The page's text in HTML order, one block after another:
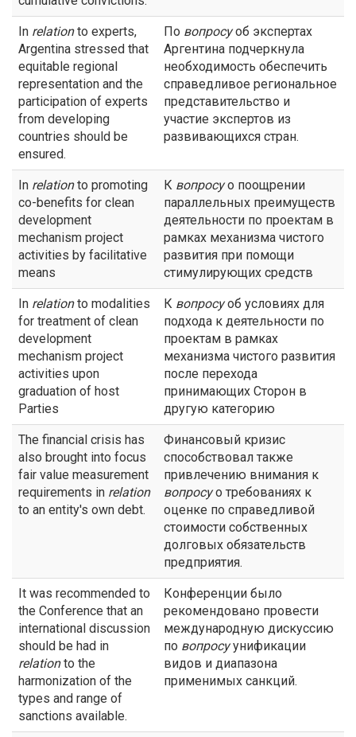
In relationto experts,
Argentina stressed that
equitable regional
representation and the
participation of experts
from developing
countries should be
ensured.
По вопросуоб экспертах
Аргентина подчеркнула
необходимость обеспечить
справедливое региональное
представительство и
участие экспертов из
развивающихся стран.
In relationto promoting
co-benefits for clean
development
mechanism project
activities by facilitative
means
К вопросуо поощрении
параллельных преимуществ
деятельности по проектам в
рамках механизма чистого
развития при помощи
стимулирующих средств
In relationto modalities
for treatment of clean
development
mechanism project
activities upon
graduation of host
Parties
К вопросуоб условиях для
подхода к деятельности по
проектам в рамках
механизма чистого развития
после перехода
принимающих Сторон в
другую категорию
The financial crisis has
also brought into focus
fair value measurement
requirements in relation
to an entity's own debt.
Финансовый кризис
способствовал также
привлечению внимания к
вопросуо требованиях к
оценке по справедливой
стоимости собственных
долговых обязательств
предприятия.
It was recommended to
the Conference that an
international discussion
should be had in
relationto the
harmonization of the
types and range of
sanctions available.
Конференции было
рекомендовано провести
международную дискуссию
по вопросуунификации
видов и диапазона
применимых санкций.